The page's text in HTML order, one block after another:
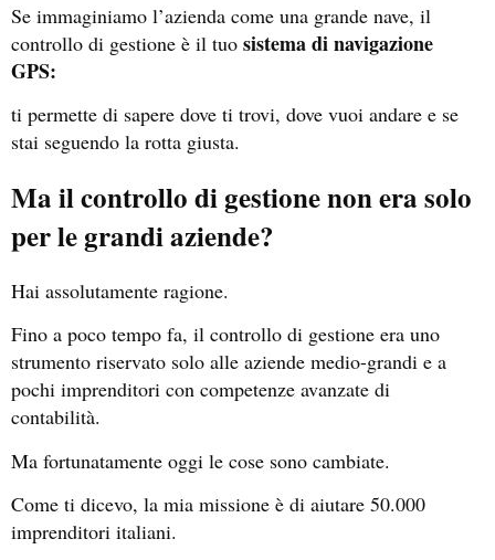
Se immaginiamo l’azienda come una grande nave, il
controllo di gestione è il tuo sistema di navigazione
GPS:
ti permette di sapere dove ti trovi, dove vuoi andare e se
stai seguendo la rotta giusta.
Ma il controllo di gestione non era solo
per le grandi aziende?
Hai assolutamente ragione.
Fino a poco tempo fa, il controllo di gestione era uno
strumento riservato solo alle aziende medio-grandi e a
pochi imprenditori con competenze avanzate di
contabilità.
Ma fortunatamente oggi le cose sono cambiate.
Come ti dicevo, la mia missione è di aiutare 50.000
imprenditori italiani.